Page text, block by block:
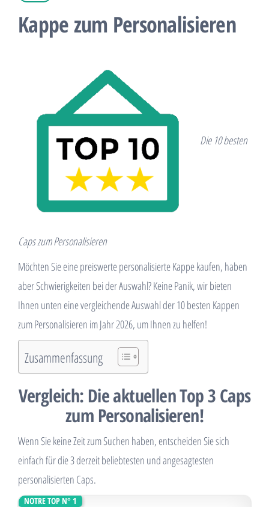
Kappe zum Personalisieren
Die 10 besten
Caps zum Personalisieren
Möchten Sie eine preiswerte personalisierte Kappe kaufen, haben
aber Schwierigkeiten bei der Auswahl? Keine Panik, wir bieten
Ihnen unten eine vergleichende Auswahl der 10 besten Kappen
zum Personalisieren im Jahr 2026, um Ihnen zu helfen!
Zusammenfassung
Vergleich: Die aktuellen Top 3 Caps
zum Personalisieren!
Wenn Sie keine Zeit zum Suchen haben, entscheiden Sie sich
einfach für die 3 derzeit beliebtesten und angesagtesten
personalisierten Caps.
NOTRE TOP N° 1